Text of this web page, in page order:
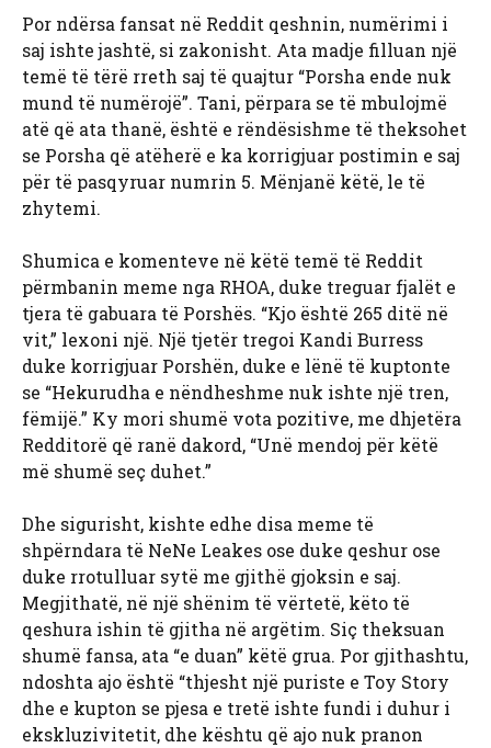
Por ndërsa fansat në Reddit qeshnin, numërimi i
saj ishte jashtë, si zakonisht. Ata madje filluan një
temë të tërë rreth saj të quajtur “Porsha ende nuk
mund të numërojë”. Tani, përpara se të mbulojmë
atë që ata thanë, është e rëndësishme të theksohet
se Porsha që atëherë e ka korrigjuar postimin e saj
për të pasqyruar numrin 5. Mënjanë këtë, le të
zhytemi.
Shumica e komenteve në këtë temë të Reddit
përmbanin meme nga RHOA, duke treguar fjalët e
tjera të gabuara të Porshës. “Kjo është 265 ditë në
vit,” lexoni një. Një tjetër tregoi Kandi Burress
duke korrigjuar Porshën, duke e lënë të kuptonte
se “Hekurudha e nëndheshme nuk ishte një tren,
fëmijë.” Ky mori shumë vota pozitive, me dhjetëra
Redditorë që ranë dakord, “Unë mendoj për këtë
më shumë seç duhet.”
Dhe sigurisht, kishte edhe disa meme të
shpërndara të NeNe Leakes ose duke qeshur ose
duke rrotulluar sytë me gjithë gjoksin e saj.
Megjithatë, në një shënim të vërtetë, këto të
qeshura ishin të gjitha në argëtim. Siç theksuan
shumë fansa, ata “e duan” këtë grua. Por gjithashtu,
ndoshta ajo është “thjesht një puriste e Toy Story
dhe e kupton se pjesa e tretë ishte fundi i duhur i
ekskluzivitetit, dhe kështu që ajo nuk pranon